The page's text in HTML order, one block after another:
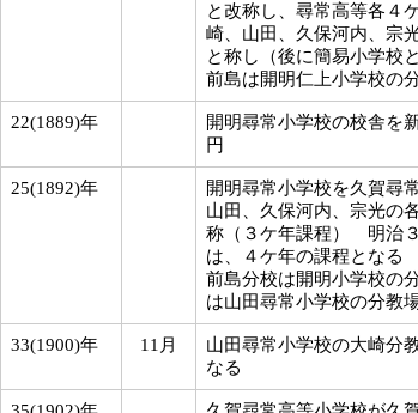
と改称し、尋常高等各
崎、山田、久保河内、宗
と称し（後に簡易小学校
前島は開明仁上小学校の
22(1889)年
開明尋常小学校の校舎
円
25(1892)年
開明尋常小学校を久賀尋
山田、久保河内、宗光の
称（３ケ年課程） 明治
は、４ケ年の課程となる
前島分校は開明小学校の
は山田尋常小学校の分教
33(1900)年 11月
山田尋常小学校の大崎分
なる